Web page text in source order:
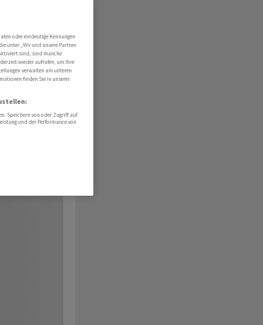
oder eindeutige Kennungen
unter „Wir und unsere Partner
sind, sind manche
wieder aufrufen, um Ihre
verwalten am unteren
finden Sie in unserer
Speichern von oder Zugriff auf
und der Performance von